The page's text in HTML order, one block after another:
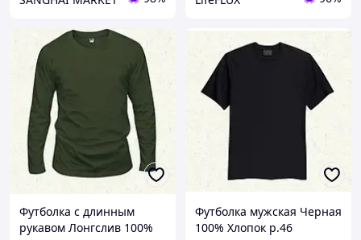
Футболка с длинным
рукавом Лонгслив 100%
Футболка мужская Черная
100% Хлопок р.46